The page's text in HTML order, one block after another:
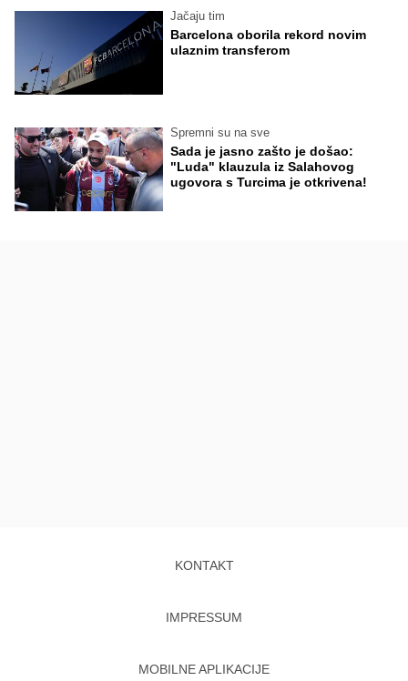
Jačaju tim
Barcelona oborila rekord novim
ulaznim transferom
Spremni su na sve
Sada je jasno zašto je došao:
"Luda" klauzula iz Salahovog
ugovora s Turcima je otkrivena!
KONTAKT
IMPRESSUM
MOBILNE APLIKACIJE